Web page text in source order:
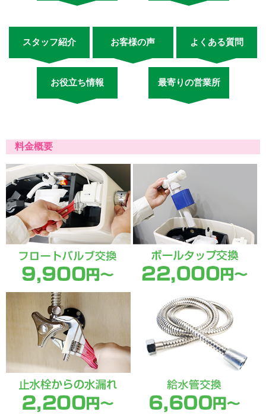
スタッフ紹介 お客様の声 よくある質問
お役立ち情報 最寄りの営業所
料金概要